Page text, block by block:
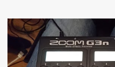
が…正直PAレベルでは遜色ない音
ました。 アンプ 最新...
い感じになったりする。なので
に開く。 キュレーターを探し出
っていない。僕は属人的な情報
のが好きなので、そこで誰かのレ
明確に遅れが分かってくる感じで
はマシンパワーの犠牲を払ってま
せん。 きっかけ PCベースの制
から制作やってる人間とは思えな